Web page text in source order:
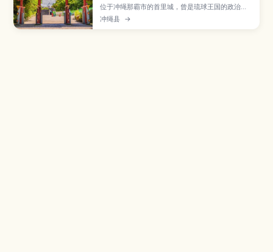
位于冲绳那霸市的首里城，曾是琉球王国的政治与
文化中心，如今被列入世界遗产，是到冲绳必访的
人气景点。文章介绍守礼门、正殿遗址、园比屋武
冲绳县 →